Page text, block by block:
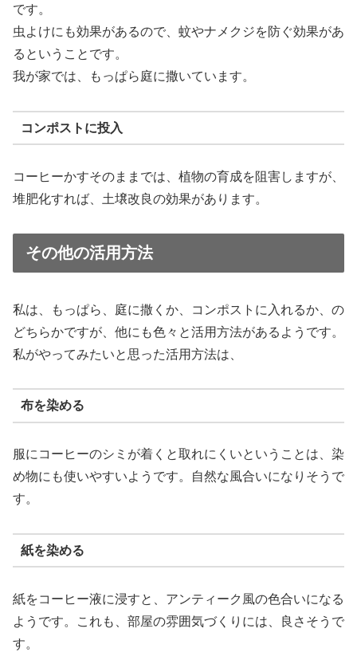
です。
虫よけにも効果があるので、蚊やナメクジを防ぐ効果があ
るということです。
我が家では、もっぱら庭に撒いています。
コンポストに投入
コーヒーかすそのままでは、植物の育成を阻害しますが、
堆肥化すれば、土壌改良の効果があります。
その他の活用方法
私は、もっぱら、庭に撒くか、コンポストに入れるか、の
どちらかですが、他にも色々と活用方法があるようです。
私がやってみたいと思った活用方法は、
布を染める
服にコーヒーのシミが着くと取れにくいということは、染
め物にも使いやすいようです。自然な風合いになりそうで
す。
紙を染める
紙をコーヒー液に浸すと、アンティーク風の色合いになる
ようです。これも、部屋の雰囲気づくりには、良さそうで
す。